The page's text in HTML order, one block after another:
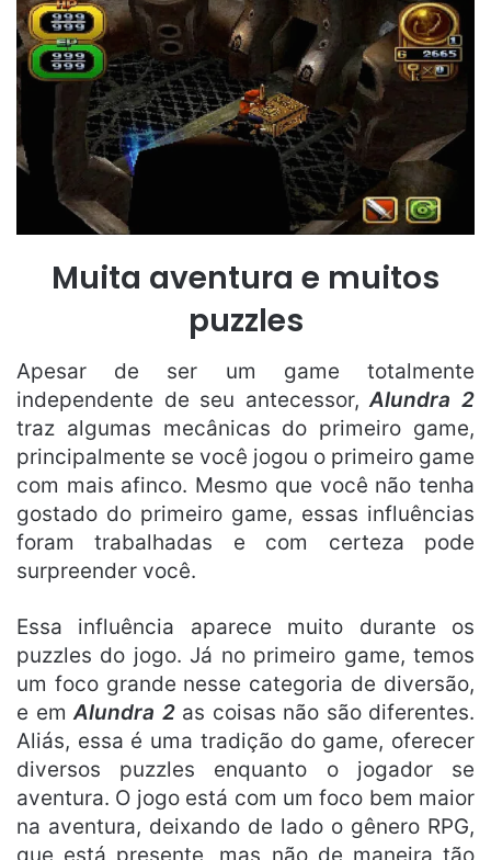
Muita aventura e muitos
puzzles
Apesar de ser um game totalmente
independente de seu antecessor,Alundra 2
traz algumas mecânicas do primeiro game,
principalmente se você jogou o primeiro game
com mais afinco. Mesmo que você não tenha
gostado do primeiro game, essas influências
foram trabalhadas e com certeza pode
surpreender você.
Essa influência aparece muito durante os
puzzles do jogo. Já no primeiro game, temos
um foco grande nesse categoria de diversão,
e emAlundra 2as coisas não são diferentes.
Aliás, essa é uma tradição do game, oferecer
diversos puzzles enquanto o jogador se
aventura. O jogo está com um foco bem maior
na aventura, deixando de lado o gênero RPG,
que está presente, mas não de maneira tão